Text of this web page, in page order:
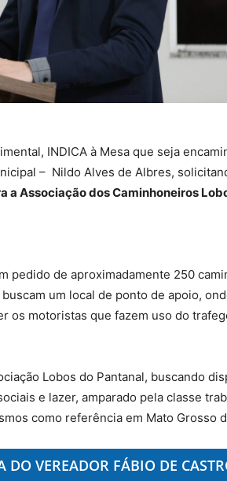
INDICA à Mesa que seja
– Nildo Alves de Albres,
a Associação dos Caminhoneiros
pedido de aproximadamente 250
um local de ponto de apoio,
os motoristas que fazem uso do
Lobos do Pantanal, buscando
e lazer, amparado pela classe
como referência em Mato Grosso
VEREADOR FÁBIO DE